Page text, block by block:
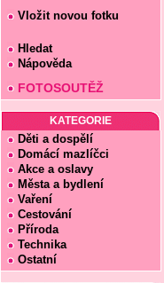
Vložit novou fotku
Hledat
Nápověda
FOTOSOUTĚŽ
KATEGORIE
Děti a dospělí
Domácí mazlíčci
Akce a oslavy
Města a bydlení
Vaření
Cestování
Příroda
Technika
Ostatní